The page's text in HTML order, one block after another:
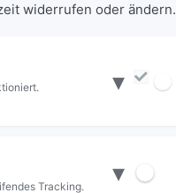
vor.
widerrufen oder ändern.
▾
Tracking. ▾